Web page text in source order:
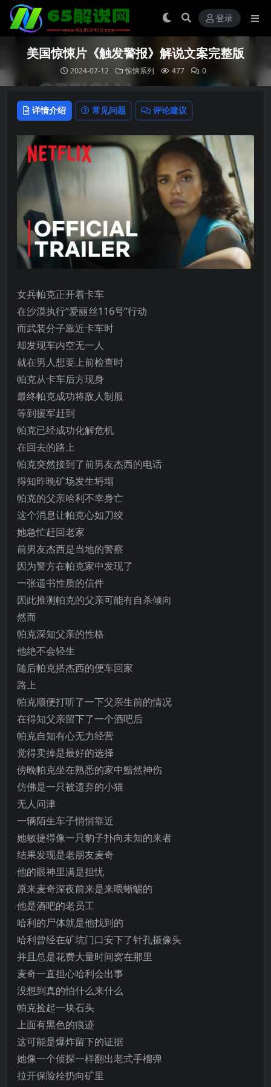
登录
美国惊悚片《触发警报》解说文案完整版
2024-07-12 惊悚系列 477 0
详情介绍 常见问题 评论建议
女兵帕克正开着卡车
在沙漠执行“爱丽丝116号”行动
而武装分子靠近卡车时
却发现车内空无一人
就在男人想要上前检查时
帕克从卡车后方现身
最终帕克成功将敌人制服
等到援军赶到
帕克已经成功化解危机
在回去的路上
帕克突然接到了前男友杰西的电话
得知昨晚矿场发生坍塌
帕克的父亲哈利不幸身亡
这个消息让帕克心如刀绞
她急忙赶回老家
前男友杰西是当地的警察
因为警方在帕克家中发现了
一张遗书性质的信件
因此推测帕克的父亲可能有自杀倾向
然而
帕克深知父亲的性格
他绝不会轻生
随后帕克搭杰西的便车回家
路上
帕克顺便打听了一下父亲生前的情况
在得知父亲留下了一个酒吧后
帕克自知有心无力经营
觉得卖掉是最好的选择
傍晚帕克坐在熟悉的家中黯然神伤
仿佛是一只被遗弃的小猫
无人问津
一辆陌生车子悄悄靠近
她敏捷得像一只豹子扑向未知的来者
结果发现是老朋友麦奇
他的眼神里满是担忧
原来麦奇深夜前来是来喂蜥蜴的
他是酒吧的老员工
哈利的尸体就是他找到的
哈利曾经在矿坑门口安下了针孔摄像头
并且总是花费大量时间窝在那里
麦奇一直担心哈利会出事
没想到真的怕什么来什么
帕克捡起一块石头
上面有黑色的痕迹
这可能是爆炸留下的证据
她像一个侦探一样翻出老式手榴弹
拉开保险栓扔向矿里